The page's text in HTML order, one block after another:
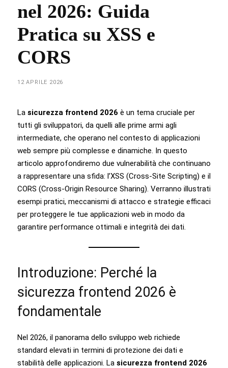
nel 2026: Guida
Pratica su XSS e
CORS
12 APRILE 2026
La sicurezza frontend 2026 è un tema cruciale per
tutti gli sviluppatori, da quelli alle prime armi agli
intermediate, che operano nel contesto di applicazioni
web sempre più complesse e dinamiche. In questo
articolo approfondiremo due vulnerabilità che continuano
a rappresentare una sfida: l’XSS (Cross-Site Scripting) e il
CORS (Cross-Origin Resource Sharing). Verranno illustrati
esempi pratici, meccanismi di attacco e strategie efficaci
per proteggere le tue applicazioni web in modo da
garantire performance ottimali e integrità dei dati.
Introduzione: Perché la
sicurezza frontend 2026 è
fondamentale
Nel 2026, il panorama dello sviluppo web richiede
standard elevati in termini di protezione dei dati e
stabilità delle applicazioni. La sicurezza frontend 2026